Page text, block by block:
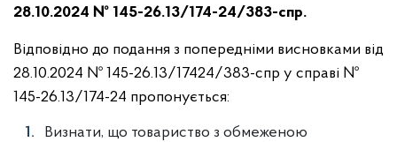
28.10.2024 № 145-26.13/174-24/383-спр.
Відповідно до подання з попередніми висновками від
28.10.2024 № 145-26.13/17424/383-спр у справі №
145-26.13/174-24 пропонується:
Визнати, що товариство з обмеженою